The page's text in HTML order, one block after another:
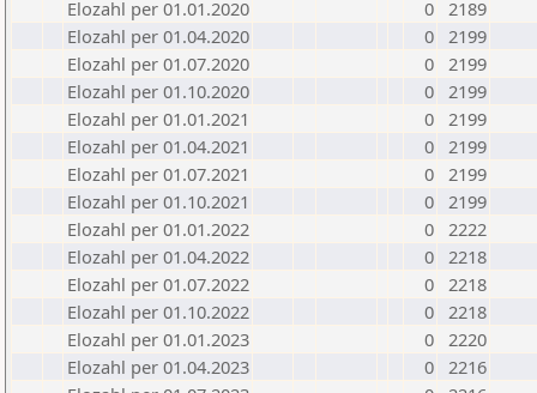
Elozahl per 01.01.2020
0 2189
Elozahl per 01.04.2020
0 2199
Elozahl per 01.07.2020
0 2199
Elozahl per 01.10.2020
0 2199
Elozahl per 01.01.2021
0 2199
Elozahl per 01.04.2021
0 2199
Elozahl per 01.07.2021
0 2199
Elozahl per 01.10.2021
0 2199
Elozahl per 01.01.2022
0 2222
Elozahl per 01.04.2022
0 2218
Elozahl per 01.07.2022
0 2218
Elozahl per 01.10.2022
0 2218
Elozahl per 01.01.2023
0 2220
Elozahl per 01.04.2023
0 2216